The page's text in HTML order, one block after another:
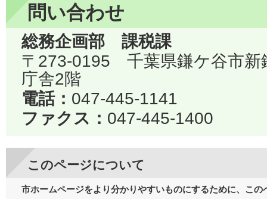
問い合わせ
総務企画部 課税課
〒273-0195 千葉県鎌ケ谷市
庁舎2階
電話： 047-445-1141
ファクス： 047-445-1400
このページについて
市ホームページをより分かりやすいものにするために、こ